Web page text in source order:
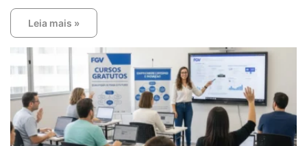
Leia mais »